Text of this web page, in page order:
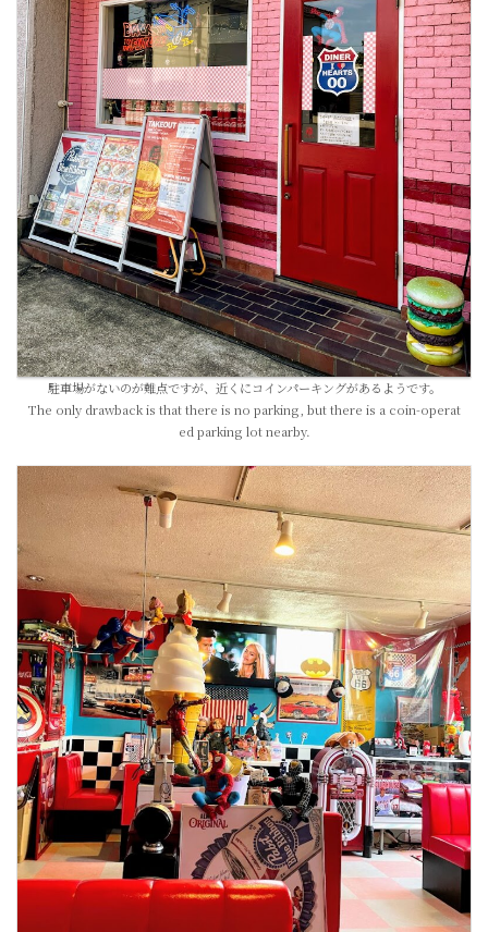
駐車場がないのが難点ですが、近くにコインパーキングがあるようです。
The only drawback is that there is no parking, but there is a coin-operat
ed parking lot nearby.